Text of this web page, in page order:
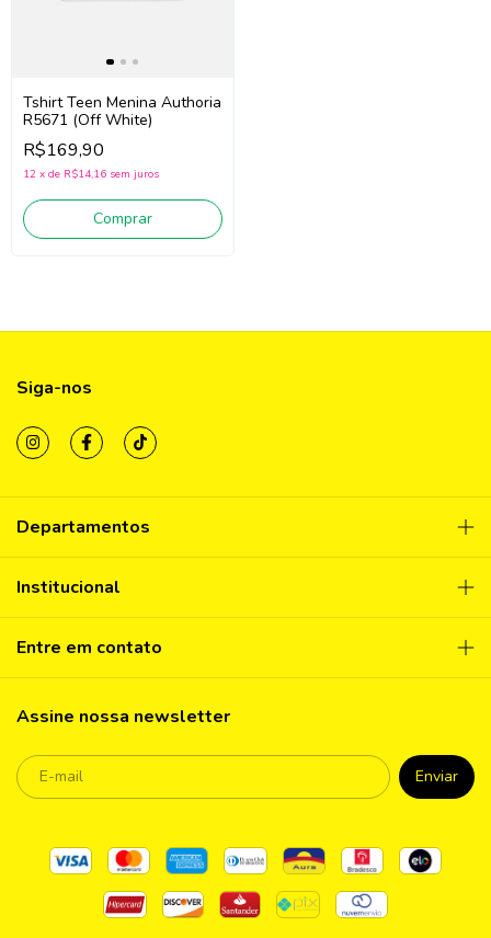
Tshirt Teen Menina Authoria
R5671 (Off White)
R$169,90
12 x de R$14,16 sem juros
Comprar
Siga-nos
Departamentos
Institucional
Entre em contato
Assine nossa newsletter